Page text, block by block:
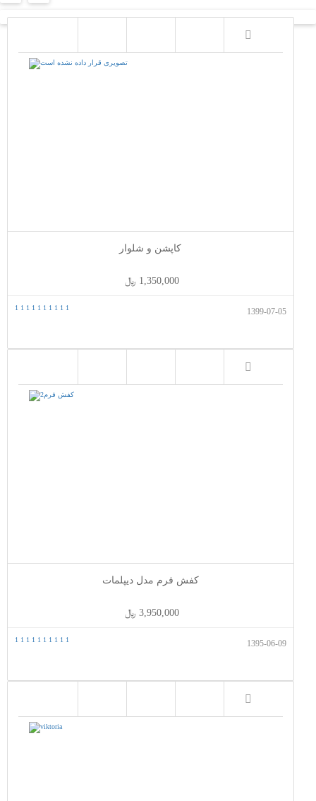
کاپشن و شلوار
1,350,000 ﷼
1399-07-05
1
1
1
1
1
1
1
1
1
1
کفش فرم مدل دیپلمات
3,950,000 ﷼
1395-06-09
1
1
1
1
1
1
1
1
1
1